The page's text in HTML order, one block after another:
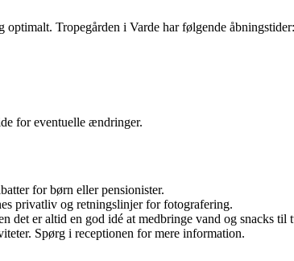
Tropegården i Varde har følgende åbningstider:
for eventuelle ændringer.
for børn eller pensionister.
privatliv og retningslinjer for fotografering.
det er altid en god idé at medbringe vand og snacks til
Spørg i receptionen for mere information.